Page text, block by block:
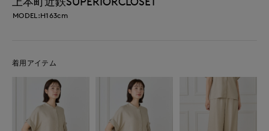
MODEL:H163cm
着用アイテム